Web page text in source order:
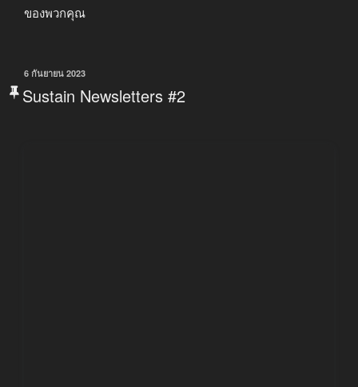
ของพวกคุณ
เขียน
ที่
6 กันยายน 2023
Sustain Newsletters #2